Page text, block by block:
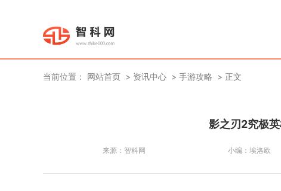
当前位置： 网站首页 资讯中心 手游攻略 正文
影之刃2究极
来源： 智科网 小编： 埃洛欧